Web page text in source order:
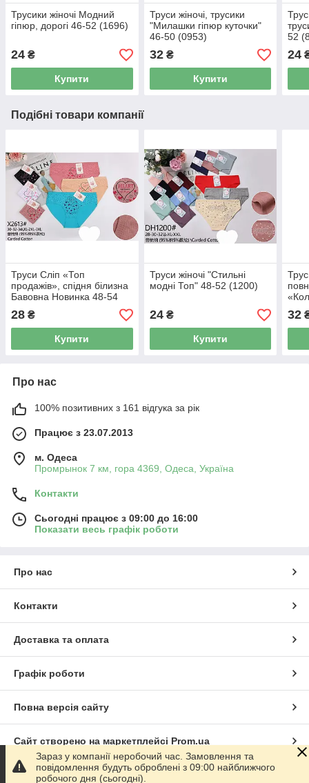
Трусики жіночі Модний
гіпюр, дорогі 46-52 (1696)
24 ₴
Купити
Труси жіночі, трусики
"Милашки гіпюр куточки"
46-50 (0953)
32₴
Купити
52
24
Подібні товари компанії
Труси Сліп «Топ
продажів», спідня білизна
Бавовна Новинка 48-54
28 ₴
Купити
Труси жіночі "Стильні
модні Топ" 48-52 (1200)
24₴
Купити
32
Про нас
100% позитивних з 161 відгука за рік
Працює з 23.07.2013
м. Одеса
Промрынок 7 км, гора 4369, Одеса, Україна
Контакти
Сьогодні працює з 09:00 до 16:00
Показати весь графік роботи
Про нас
Контакти
Доставка та оплата
Графік роботи
Повна версія сайту
Сайт створено на маркетплейсі Prom.ua
Політика конфіденційності
Зараз у компанії неробочий час. Замовлення та
повідомлення будуть оброблені з 09:00 найближчого
робочого дня (сьогодні).